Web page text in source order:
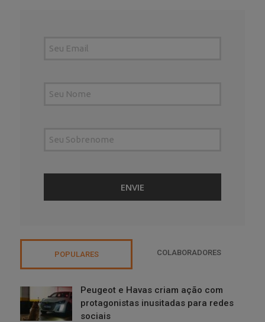
POPULARES COLABORADORES
Peugeot e Havas criam ação com
protagonistas inusitadas para redes
sociais